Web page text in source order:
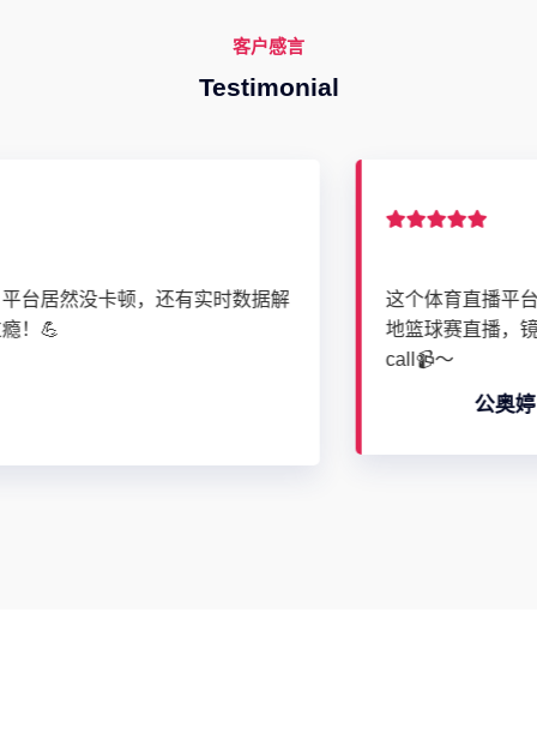
客户感言
Testimonial
这个体育直播平台连业余比赛都能找到！上周看了本
地篮球赛直播，镜头跟着球员跑超稳，给草根赛事打